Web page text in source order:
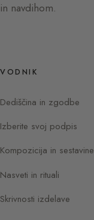
in navdihom.
VODNIK
Dediščina in zgodbe
Izberite svoj podpis
Kompozicija in sestavine
Nasveti in rituali
Skrivnosti izdelave